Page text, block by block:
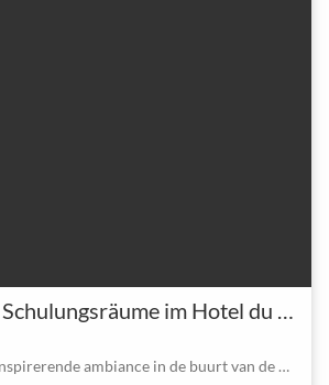
Vergaderzaal met inspirerende ambiance in de buurt van de Mittlere Brücke (Middenbrug)